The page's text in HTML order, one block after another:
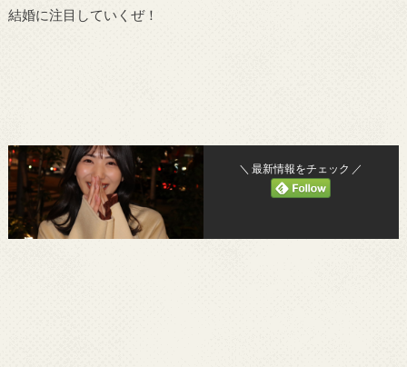
結婚に注目していくぜ！
＼ 最新情報をチェック ／